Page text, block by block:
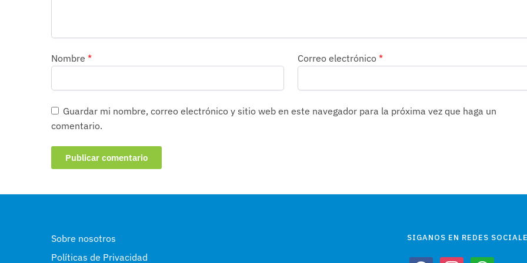
Nombre * Correo electrónico *
Guardar mi nombre, correo electrónico y sitio web en este navegador para la próxima vez que haga un
comentario.
Sobre nosotros
Políticas de Privacidad
SIGANOS EN REDES